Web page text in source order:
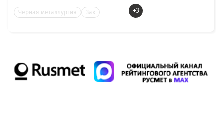
Черная металлургия Зак +3